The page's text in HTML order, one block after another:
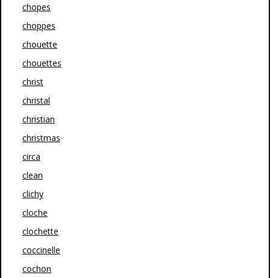
chopes
choppes
chouette
chouettes
christ
christal
christian
christmas
circa
clean
clichy
cloche
clochette
coccinelle
cochon